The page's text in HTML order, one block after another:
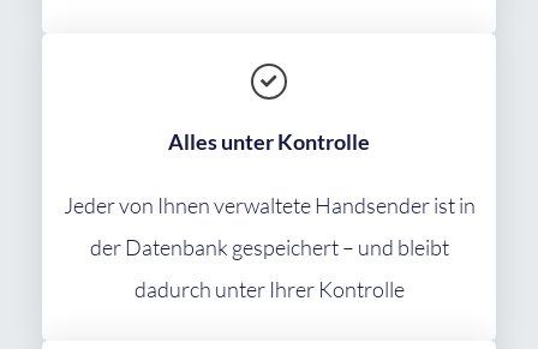
Alles unter Kontrolle
Jeder von Ihnen verwaltete Handsender ist in
der Datenbank gespeichert – und bleibt
dadurch unter Ihrer Kontrolle